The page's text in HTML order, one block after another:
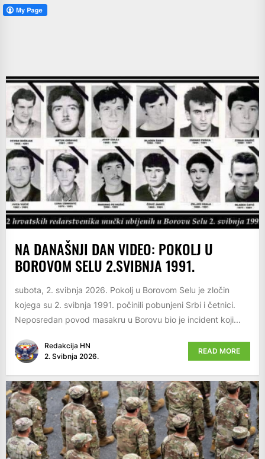
NA DANAŠNJI DAN VIDEO: POKOLJ U
BOROVOM SELU 2.SVIBNJA 1991.
subota, 2. svibnja 2026. Pokolj u Borovom Selu je zločin
kojega su 2. svibnja 1991. počinili pobunjeni Srbi i četnici.
Neposredan povod masakru u Borovu bio je incident koji...
Redakcija HN
2. Svibnja 2026.
READ MORE